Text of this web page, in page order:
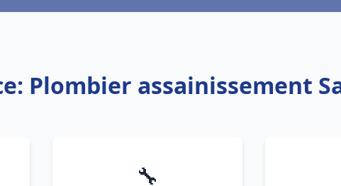
Plombier assainissement
🔧